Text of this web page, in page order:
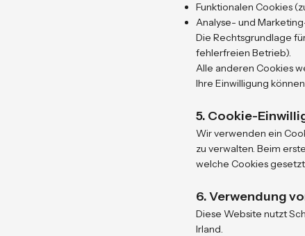
Funktionalen Cookies
Analyse- und
Die Rechtsgrundlage
fehlerfreien Betrieb).
Alle anderen Cookies
Ihre Einwilligung
5. Cookie-
Wir verwenden ein
zu verwalten. Beim
welche Cookies
6. Verwendung
Diese Website nutzt
Irland.